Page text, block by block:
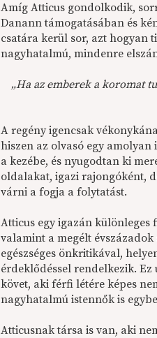
Amíg Atticus gondolkodik,
Danann támogatásában és
csatára kerül sor, azt hogyan
nagyhatalmú, mindenre
„Ha az emberek a koromat
A regény igencsak
hiszen az olvasó egy
a kezébe, és nyugodtan ki
oldalakat, igazi rajongóként,
várni a fogja a folytatást.
Atticus egy igazán
valamint a megélt
egészséges önkritikával,
érdeklődéssel rendelkezik.
követ, aki férfi létére képes
nagyhatalmú istennők is
Atticusnak társa is van, aki